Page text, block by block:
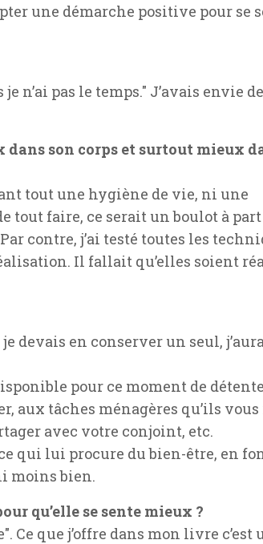
une démarche positive pour se
n’ai pas le temps." J’avais envie
son corps et surtout mieux
tout une hygiène de vie, ni une
tout faire, ce serait un boulot à
contre, j’ai testé toutes les
Il fallait qu’elles soient
je devais en conserver un seul,
pour ce moment de
aux tâches ménagères qu’ils
avec votre conjoint, etc.
qui lui procure du bien-être, en
moins bien.
qu’elle se sente mieux ?
Ce que j’offre dans mon livre c’est